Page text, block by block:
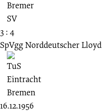
3 : 4
SpVgg Norddeutscher Lloyd
16.12.1956